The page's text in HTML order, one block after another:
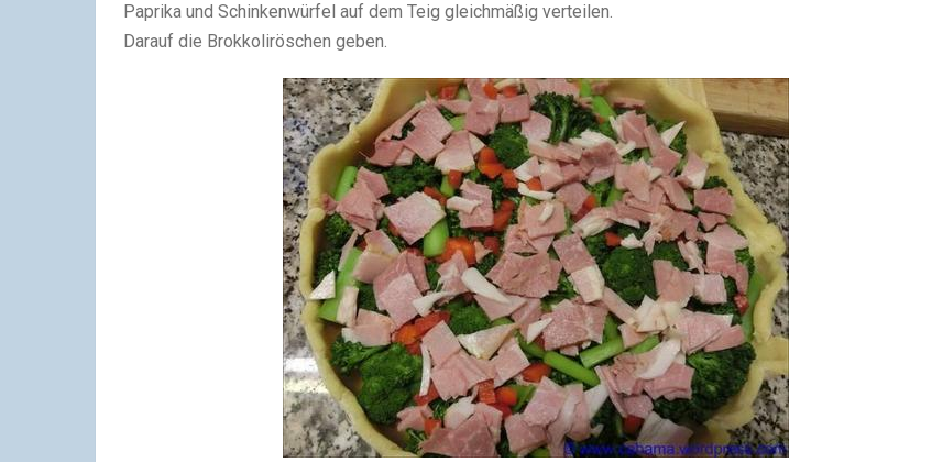
Paprika und Schinkenwürfel auf dem Teig gleichmäßig verteilen.
Darauf die Brokkoliröschen geben.